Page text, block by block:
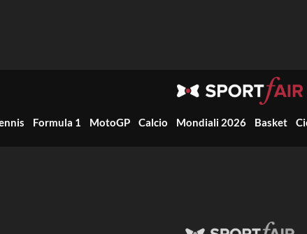
Formula 1 MotoGP Calcio Mondiali 2026 Basket